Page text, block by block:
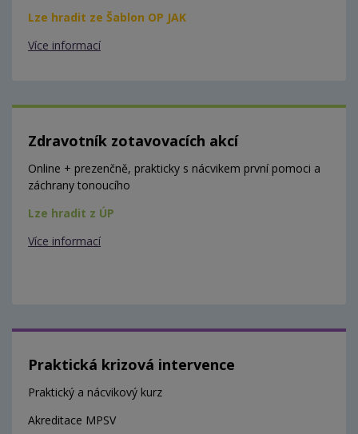
Lze hradit ze Šablon OP JAK
Více informací
Zdravotník zotavovacích akcí
Online + prezenčně, prakticky s nácvikem první pomoci a
záchrany tonoucího
Lze hradit z ÚP
Více informací
Praktická krizová intervence
Praktický a nácvikový kurz
Akreditace MPSV